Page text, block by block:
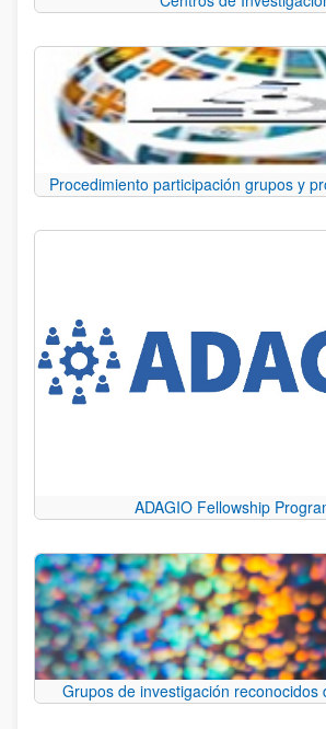
Procedimiento participación grupos y
ADAGIO Fellowship
Grupos de investigación reconocidos